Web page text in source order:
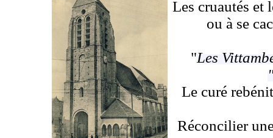
Les cruautés et
ou à se
"Les
Le curé
Réconcilier